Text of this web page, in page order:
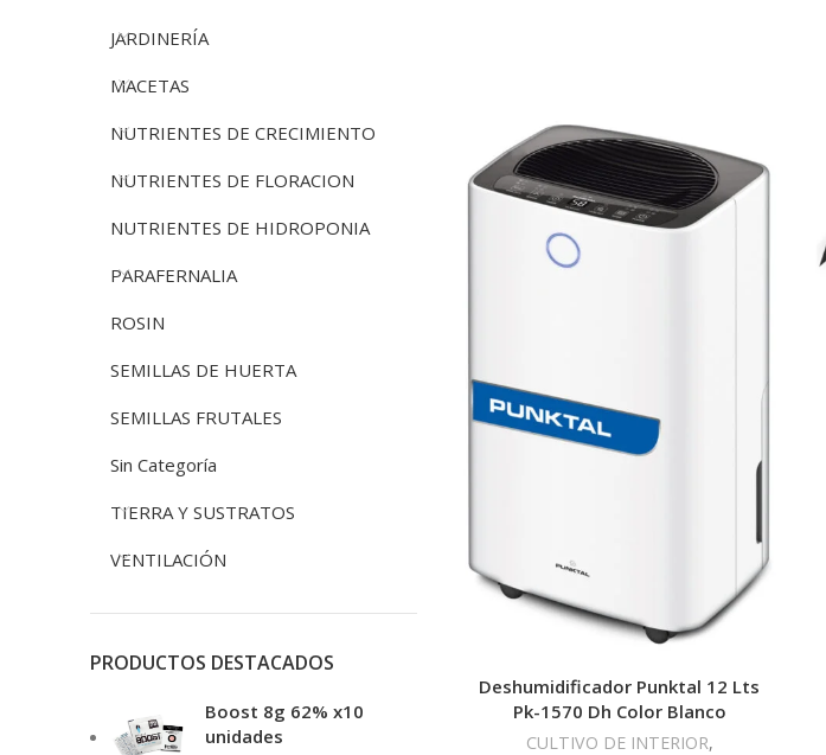
JARDINERÍA
MACETAS
NUTRIENTES DE CRECIMIENTO
NUTRIENTES DE FLORACION
NUTRIENTES DE HIDROPONIA
PARAFERNALIA
ROSIN
SEMILLAS DE HUERTA
SEMILLAS FRUTALES
Sin Categoría
TIERRA Y SUSTRATOS
VENTILACIÓN
PRODUCTOS DESTACADOS
Boost 8g 62% x10
unidades
Deshumidificador Punktal 12 Lts
Pk-1570 Dh Color Blanco
CULTIVO DE INTERIOR,